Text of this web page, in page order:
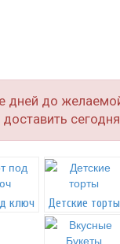
дней до
доставить
ключ Детские торты